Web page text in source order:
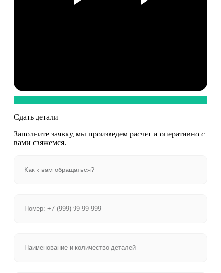
Сдать детали
Заполните заявку, мы произведем расчет и оперативно с
вами свяжемся.